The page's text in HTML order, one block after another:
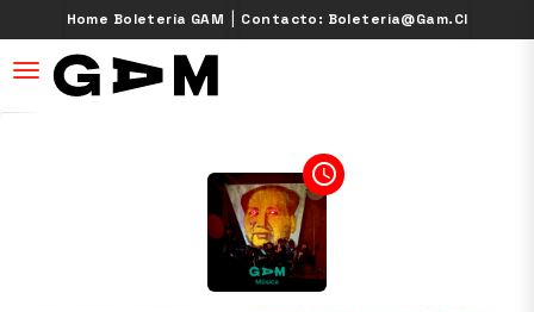
Home Boletería GAM | Contacto: Boleteria@gam.cl
desplegar navegación
access_time